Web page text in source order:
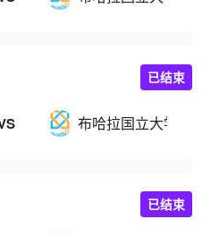
布哈拉国立大学
已结束
已结束